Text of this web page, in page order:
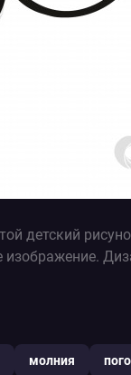
детский
молния